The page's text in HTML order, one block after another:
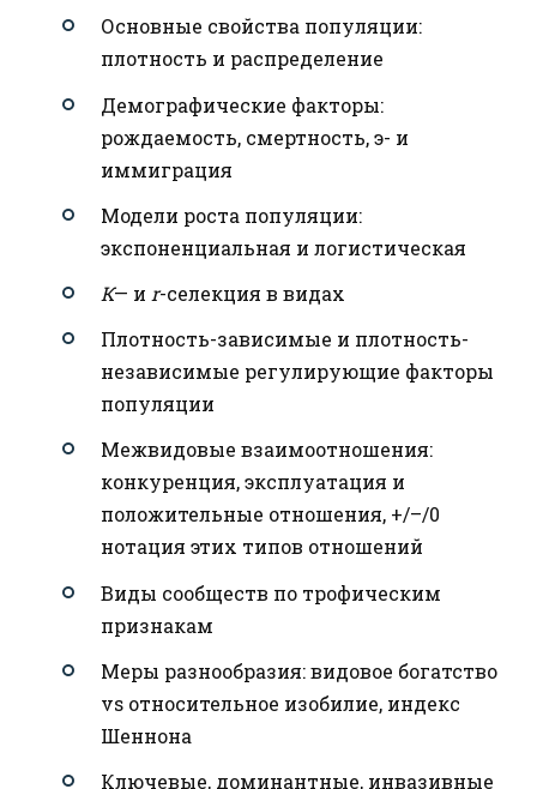
Основные свойства популяции:
плотность и распределение
Демографические факторы:
рождаемость, смертность, э- и
иммиграция
Модели роста популяции:
экспоненциальная и логистическая
К— и r-селекция в видах
Плотность-зависимые и плотность-
независимые регулирующие факторы
популяции
Межвидовые взаимоотношения:
конкуренция, эксплуатация и
положительные отношения, +/–/0
нотация этих типов отношений
Виды сообществ по трофическим
признакам
Меры разнообразия: видовое богатство
vs относительное изобилие, индекс
Шеннона
Ключевые, доминантные, инвазивные